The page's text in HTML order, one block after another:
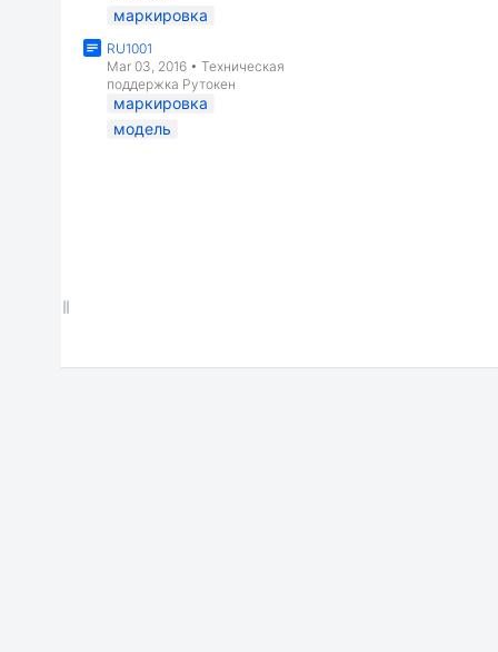
маркировка
RU1001
Mar 03, 2016 • Техническая
поддержка Рутокен
маркировка
модель